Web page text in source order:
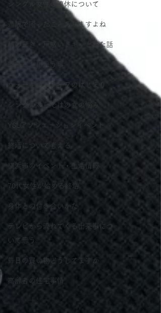
シングル女性の連休について
通販で困ったことありますよね
私の驚き・戸惑いドキッとした話
季節ごとに思う事
ウォーキングライフのはじまり
シングルならではの食の悩み
YSLアソシエーションイベント
終活について考える
横浜市のイベント・生活情報
70代女性が始める終活
身体との付き合いかた
テレビから流れてくる出来事につ
いて思う
毎日の買い物どうしてますか
高齢者の住宅事情